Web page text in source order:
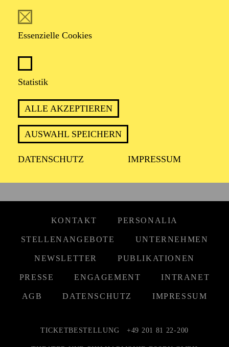
Essenzielle Cookies
Statistik
ALLE AKZEPTIEREN
AUSWAHL SPEICHERN
DATENSCHUTZ IMPRESSUM
Ort.
FOLGE UNS AUF SOCIAL MEDIA
KONTAKT PERSONALIA
STELLENANGEBOTE UNTERNEHMEN
NEWSLETTER PUBLIKATIONEN
PRESSE ENGAGEMENT INTRANET
AGB DATENSCHUTZ IMPRESSUM
TICKETBESTELLUNG +49 201 81 22-200